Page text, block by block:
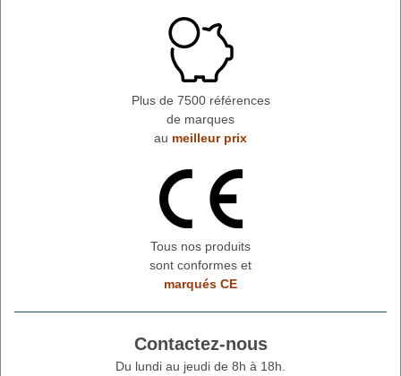
Plus de 7500 références
de marques
au meilleur prix
Tous nos produits
sont conformes et
marqués CE
Contactez-nous
Du lundi au jeudi de 8h à 18h.